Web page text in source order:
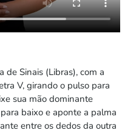
de Sinais (Libras), com a
V, girando o pulso para
sua mão dominante
baixo e aponte a palma
entre os dedos da outra